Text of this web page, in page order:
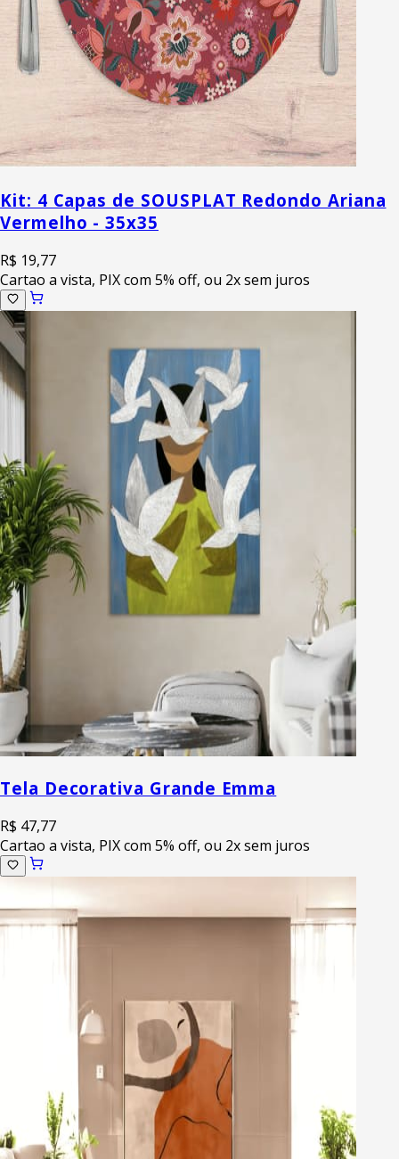
Kit: 4 Capas de SOUSPLAT Redondo Ariana
Vermelho - 35x35
R$ 19,77
Cartao a vista, PIX com 5% off, ou 2x sem juros
Tela Decorativa Grande Emma
R$ 47,77
Cartao a vista, PIX com 5% off, ou 2x sem juros